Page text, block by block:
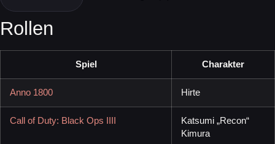
Rollen
Spiel Charakter
Anno 1800 Hirte
Call of Duty: Black Ops IIII
Katsumi „Recon“
Kimura